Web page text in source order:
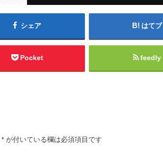
シェア はてブ
Pocket feedly
* が付いている欄は必須項目です